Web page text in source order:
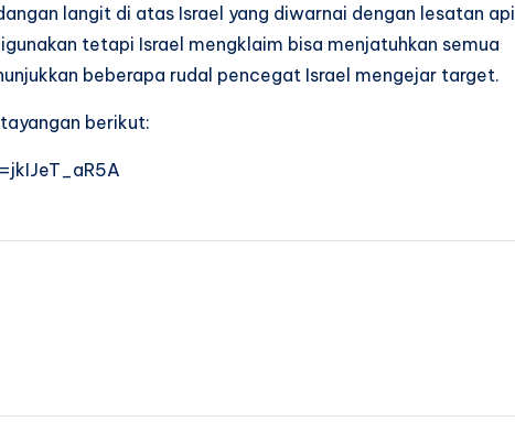
langit di atas Israel yang diwarnai dengan lesatan api
tetapi Israel mengklaim bisa menjatuhkan semua
beberapa rudal pencegat Israel mengejar target.
berikut: